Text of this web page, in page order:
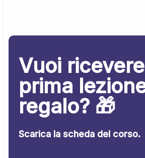
Vuoi
prima
regalo? 🎁
Scarica la scheda del corso.